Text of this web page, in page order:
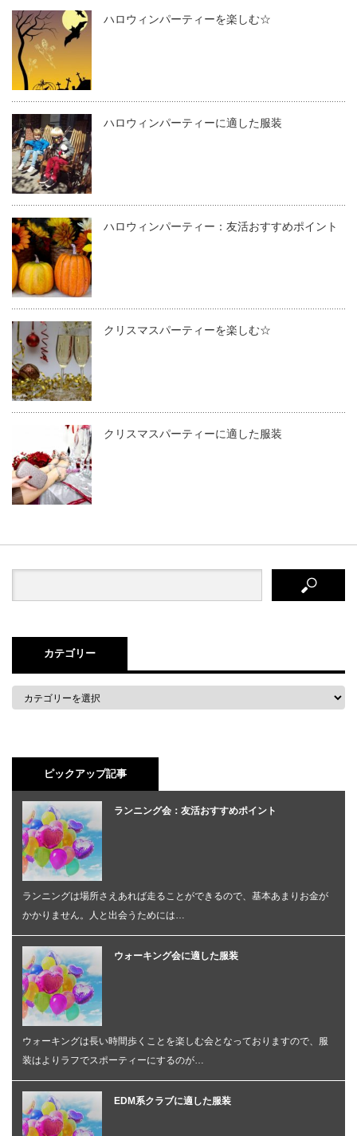
ハロウィンパーティーを楽しむ☆
ハロウィンパーティーに適した服装
ハロウィンパーティー：友活おすすめポイント
クリスマスパーティーを楽しむ☆
クリスマスパーティーに適した服装
カテゴリー
ピックアップ記事
ランニング会：友活おすすめポイント
ランニングは場所さえあれば走ることができるので、基本あまりお金が
かかりません。人と出会うためには…
ウォーキング会に適した服装
ウォーキングは長い時間歩くことを楽しむ会となっておりますので、服
装はよりラフでスポーティーにするのが…
EDM系クラブに適した服装